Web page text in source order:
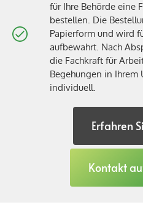
für Ihre Behörde eine
bestellen. Die
Papierform und wird
aufbewahrt. Nach
die Fachkraft für
Begehungen in Ihrem
individuell.
Erfahren
Kontakt